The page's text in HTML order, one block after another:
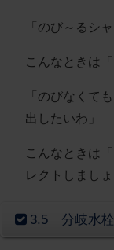
「のび～るシ
こんなときは
「のびなくて
出したいわ」
こんなときは
レクトしましょ
3.5 分岐水